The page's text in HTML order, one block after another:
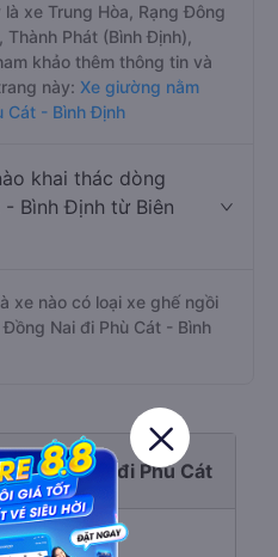
xe Trung Hòa, Rạng Đông
Phát (Bình Định),
khảo thêm thông tin và
này: Xe giường nằm
Cát - Bình Định
khai thác dòng
Bình Định từ Biên
xe nào có loại xe ghế ngồi
Nai đi Phù Cát - Bình
Biên Hòa đi Phù Cát